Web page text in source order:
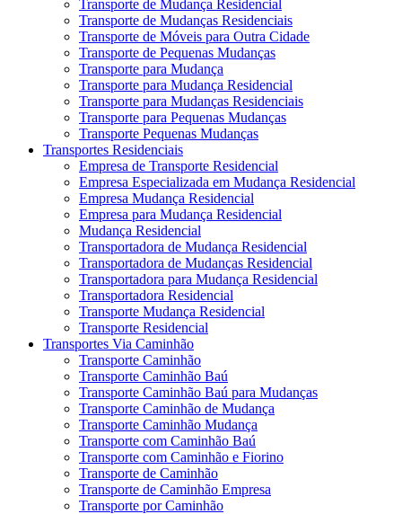
Transporte de Mudança Residencial
Transporte de Mudanças Residenciais
Transporte de Móveis para Outra Cidade
Transporte de Pequenas Mudanças
Transporte para Mudança
Transporte para Mudança Residencial
Transporte para Mudanças Residenciais
Transporte para Pequenas Mudanças
Transporte Pequenas Mudanças
Transportes Residenciais
Empresa de Transporte Residencial
Empresa Especializada em Mudança Residencial
Empresa Mudança Residencial
Empresa para Mudança Residencial
Mudança Residencial
Transportadora de Mudança Residencial
Transportadora de Mudanças Residencial
Transportadora para Mudança Residencial
Transportadora Residencial
Transporte Mudança Residencial
Transporte Residencial
Transportes Via Caminhão
Transporte Caminhão
Transporte Caminhão Baú
Transporte Caminhão Baú para Mudanças
Transporte Caminhão de Mudança
Transporte Caminhão Mudança
Transporte com Caminhão Baú
Transporte com Caminhão e Fiorino
Transporte de Caminhão
Transporte de Caminhão Empresa
Transporte por Caminhão